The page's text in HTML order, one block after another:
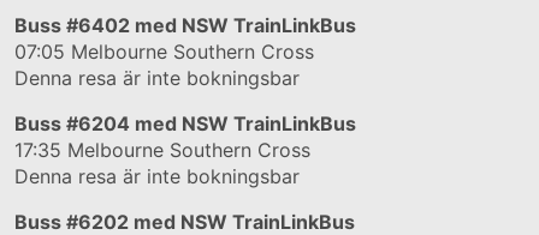
Buss #6402 med NSW TrainLinkBus
07:05 Melbourne Southern Cross
Denna resa är inte bokningsbar
Buss #6204 med NSW TrainLinkBus
17:35 Melbourne Southern Cross
Denna resa är inte bokningsbar
Buss #6202 med NSW TrainLinkBus